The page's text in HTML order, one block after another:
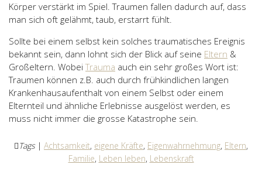
Körper verstärkt im Spiel. Traumen fallen dadurch auf, dass
man sich oft gelähmt, taub, erstarrt fühlt.
Sollte bei einem selbst kein solches traumatisches Ereignis
bekannt sein, dann lohnt sich der Blick auf seine Eltern &
Großeltern. WobeiTrauma auch ein sehr großes Wort ist:
Traumen können z.B. auch durch frühkindlichen langen
Krankenhausaufenthalt von einem Selbst oder einem
Elternteil und ähnliche Erlebnisse ausgelöst werden, es
muss nicht immer die grosse Katastrophe sein.
Tags| Achtsamkeit, eigene Kräfte, Eigenwahrnehmung, Eltern,
Familie, Leben leben, Lebenskraft